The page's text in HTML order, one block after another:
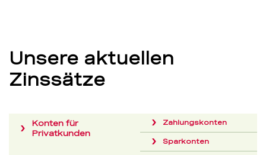
Unsere aktuellen
Zinssätze
Konten für
Privatkunden
Zahlungskonten
Sparkonten